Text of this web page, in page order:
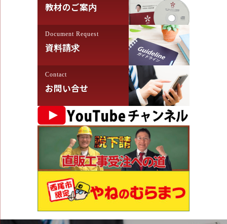
教材のご案内
Document Request
資料請求
Contact
お問い合せ